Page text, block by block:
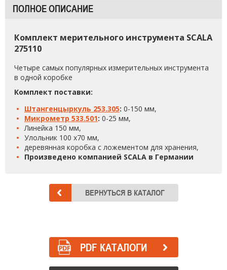
ПОЛНОЕ ОПИСАНИЕ
Комплект мерительного инструмента SCALA
275110
Четыре самых популярных измерительных инструмента
в одной коробке
Комплект поставки:
Штангенцыркуль 253.305: 0-150 мм,
Микрометр 533.501: 0-25 мм,
Линейка 150 мм,
Улольник 100 х70 мм,
деревянная коробка с ложементом для хранения,
Произведено компанией SCALA в Германии
PDF КАТАЛОГИ